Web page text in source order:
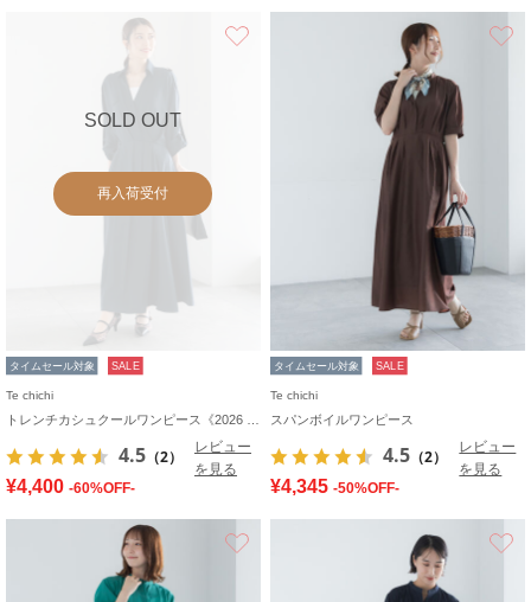
SOLD OUT
再入荷受付
タイムセール対象 SALE
Te chichi
4.5 （2）
レビュー
を見る
¥4,400 -60%OFF-
タイムセール対象 SALE
Te chichi
スパンボイルワンピース
4.5 （2）
レビュー
を見る
¥4,345 -50%OFF-